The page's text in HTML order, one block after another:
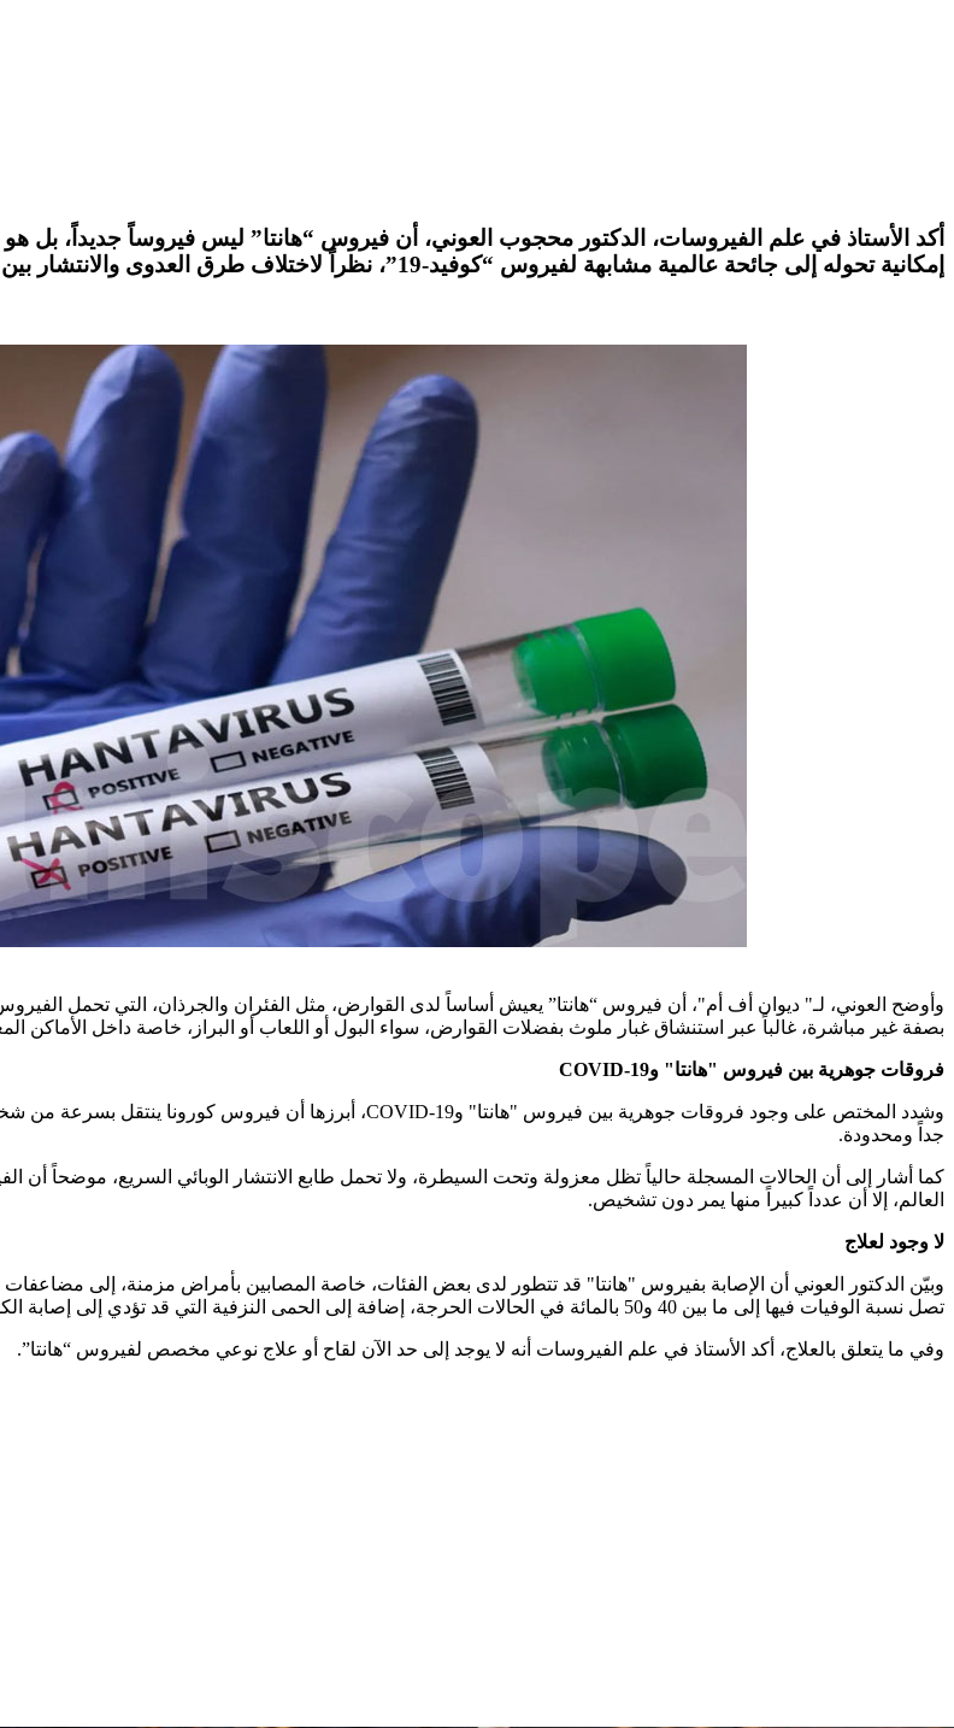
إمكانية تحوله إلى جائحة عالمية مشابهة لفيروس “كوفيد-19”، نظراً لاختلاف طرق العدوى والانتشار بين الفيروسين.
وأوضح العوني، لـ" ديوان أف أم"، أن فيروس “هانتا” يعيش أساساً لدى القوارض، مثل الفئران والجرذان، التي تحمل
بصفة غير مباشرة، غالباً عبر استنشاق غبار ملوث بفضلات القوارض، سواء البول أو اللعاب أو البراز، خاصة داخل الأماكن
فروقات جوهرية بين فيروس "هانتا" وCOVID-19
وشدد المختص على وجود فروقات جوهرية بين فيروس "هانتا" وCOVID-19، أبرزها أن فيروس كورونا ينتقل بسرعة من
جداً ومحدودة.
العالم، إلا أن عدداً كبيراً منها يمر دون تشخيص.
لا وجود لعلاج
وبيّن الدكتور العوني أن الإصابة بفيروس "هانتا" قد تتطور لدى بعض الفئات، خاصة المصابين بأمراض مزمنة، إلى
تصل نسبة الوفيات فيها إلى ما بين 40 و50 بالمائة في الحالات الحرجة، إضافة إلى الحمى النزفية التي قد تؤدي إلى إصابة الكلى وقصور كلوي.
وفي ما يتعلق بالعلاج، أكد الأستاذ في علم الفيروسات أنه لا يوجد إلى حد الآن لقاح أو علاج نوعي مخصص لفيروس “هانتا”.